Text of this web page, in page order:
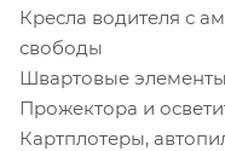
Кресла водителя с
свободы
Швартовые
Прожектора и
Картплотеры,